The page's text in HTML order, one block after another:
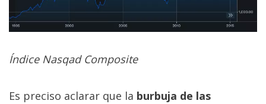
Índice Nasqad Composite
Es preciso aclarar que la burbuja de las